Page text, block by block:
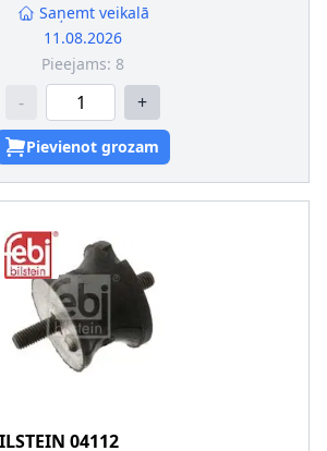
Saņemt veikalā
11.08.2026
Pieejams: 8
- +
Pievienot grozam
04112